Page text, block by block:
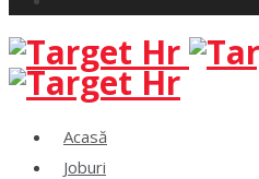
Acasă
Joburi